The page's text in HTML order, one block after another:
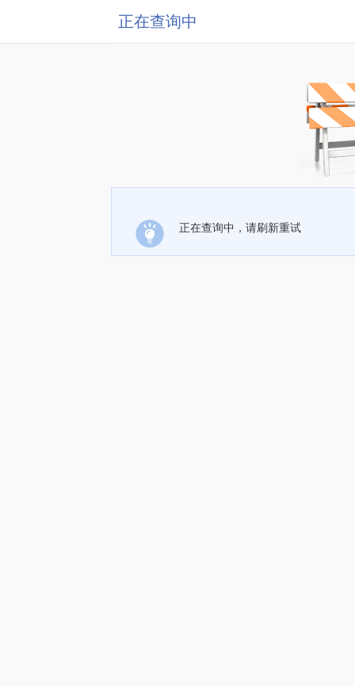
正在查询中
正在查询中，请刷新重试